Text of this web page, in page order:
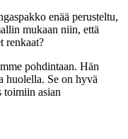
enää perusteltu,
mukaan niin, että
renkaat?
pohdintaan. Hän
huolella. Se on hyvä
toimiin asian